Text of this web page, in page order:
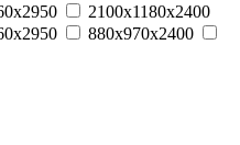
2100х1180х2400
880х970х2400